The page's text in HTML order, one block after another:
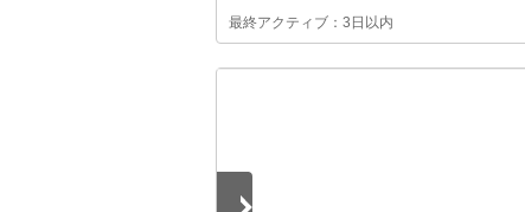
最終アクティブ：3日以内